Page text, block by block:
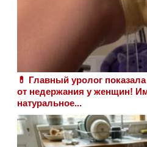
💊 Главный уролог
от недержания у женщин!
натуральное...